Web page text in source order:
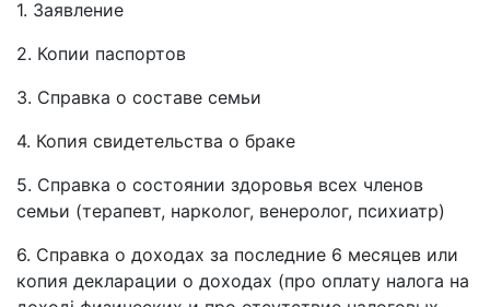
1. Заявление
2. Копии паспортов
3. Справка о составе семьи
4. Копия свидетельства о браке
5. Справка о состоянии здоровья всех членов
семьи (терапевт, нарколог, венеролог, психиатр)
6. Справка о доходах за последние 6 месяцев или
копия декларации о доходах (про оплату налога на